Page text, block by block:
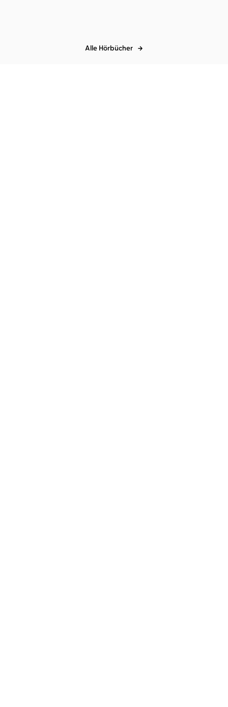
Alle Hörbücher